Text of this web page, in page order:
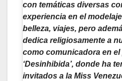
con temáticas diversas
experiencia en el
belleza, viajes, pero
dedica religiosamente a
como comunicadora en
‘Desinhibida’, donde ha
invitados a la Miss